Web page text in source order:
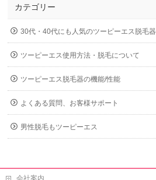
カテゴリー
30代・40代にも人気のツーピーエス脱毛器
ツーピーエス使用方法・脱毛について
ツーピーエス脱毛器の機能/性能
よくある質問、お客様サポート
男性脱毛もツーピーエス
会社案内